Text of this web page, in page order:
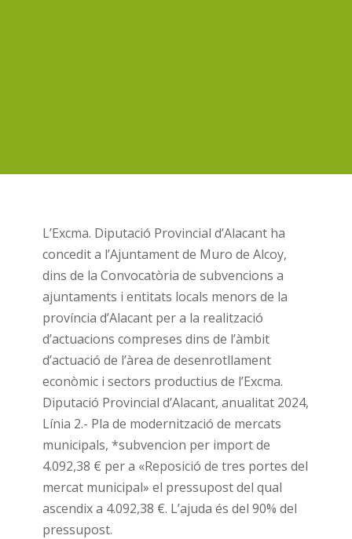
L’Excma. Diputació Provincial d’Alacant ha
concedit a l’Ajuntament de Muro de Alcoy,
dins de la Convocatòria de subvencions a
ajuntaments i entitats locals menors de la
província d’Alacant per a la realització
d’actuacions compreses dins de l’àmbit
d’actuació de l’àrea de desenrotllament
econòmic i sectors productius de l’Excma.
Diputació Provincial d’Alacant, anualitat 2024,
Línia 2.- Pla de modernització de mercats
municipals, *subvencion per import de
4.092,38 € per a «Reposició de tres portes del
mercat municipal» el pressupost del qual
ascendix a 4.092,38 €. L’ajuda és del 90% del
pressupost.